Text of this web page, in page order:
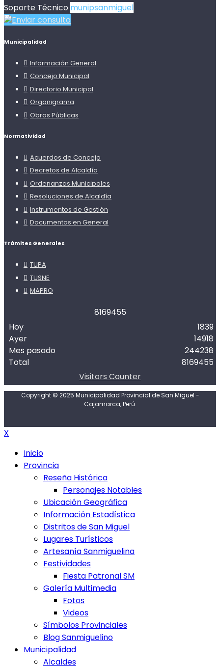
Soporte Técnico munipsanmiguel
Enviar consulta
Municipalidad
Información General
Concejo Municipal
Directorio Municipal
Organigrama
Obras Públicas
Normatividad
Acuerdos de Concejo
Decretos de Alcaldía
Ordenanzas Municipales
Resoluciones de Alcaldía
Instrumentos de Gestión
Documentos en General
Trámites Generales
TUPA
TUSNE
MAPRO
8169455
Hoy
Ayer
Mes pasado
Total
1839
14918
244238
8169455
Visitors Counter
Copyright © 2025 Municipalidad Provincial de San Miguel -
Cajamarca, Perú.
X
Inicio
Provincia
Reseña Histórica
Personajes Notables
Ubicación Geográfica
Información Estadística
Distritos de San Miguel
Lugares Turísticos
Artesanía Sanmiguelina
Festividades
Fiesta Patronal SM
Galería Multimedia
Fotos
Videos
Símbolos Provinciales
Blog Sanmiguelino
Municipalidad
Alcaldes